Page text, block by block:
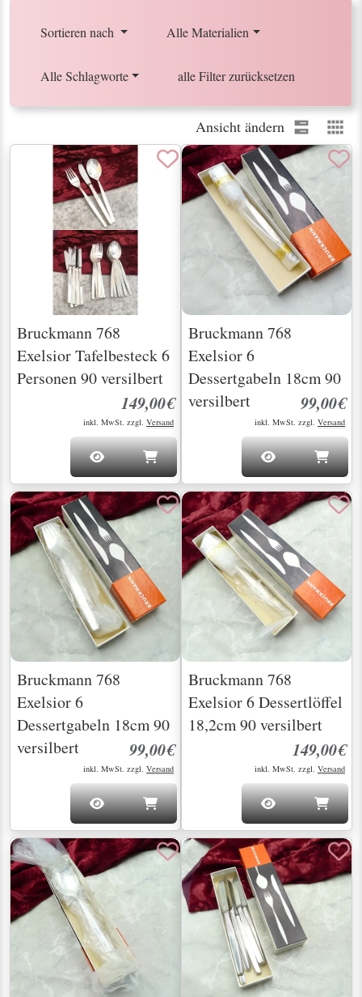
Sortieren nach Alle Materialien
Alle Schlagworte alle Filter zurücksetzen
Ansicht ändern
Bruckmann 768
Exelsior Tafelbesteck 6
Personen 90 versilbert
149,00€
inkl. MwSt. zzgl. Versand
Bruckmann 768
Exelsior 6
Dessertgabeln 18cm 90
versilbert
99,00€
inkl. MwSt. zzgl. Versand
Bruckmann 768
Exelsior 6
Dessertgabeln 18cm 90
versilbert
99,00€
inkl. MwSt. zzgl. Versand
Bruckmann 768
Exelsior 6 Dessertlöffel
18,2cm 90 versilbert
149,00€
inkl. MwSt. zzgl. Versand